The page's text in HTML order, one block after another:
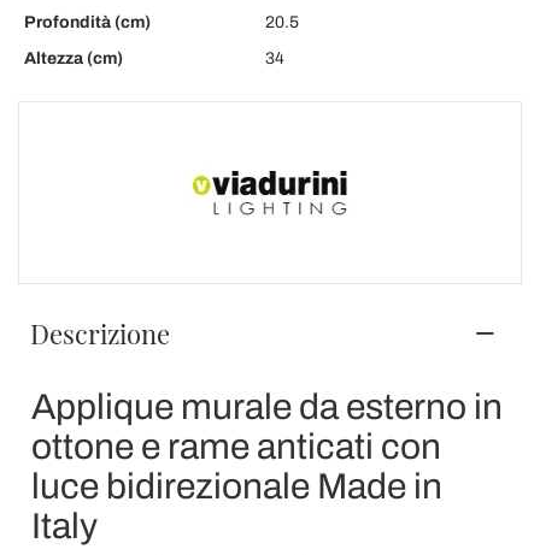
Profondità (cm)
20.5
Altezza (cm)
34
Descrizione
Applique murale da esterno in
ottone e rame anticati con
luce bidirezionale Made in
Italy